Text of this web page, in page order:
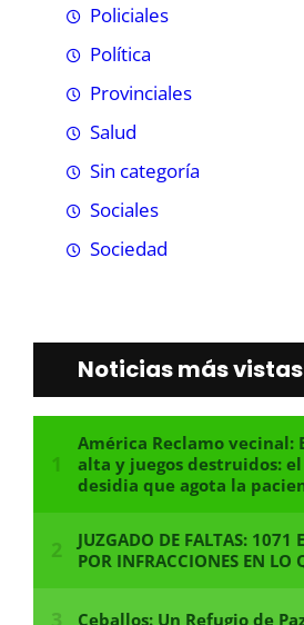
Policiales
Política
Provinciales
Salud
Sin categoría
Sociales
Sociedad
Noticias más vistas